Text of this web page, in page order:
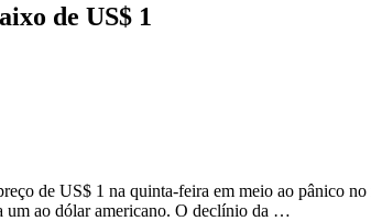
de US$ 1
de US$ 1 na quinta-feira em meio ao pânico
um ao dólar americano. O declínio da …